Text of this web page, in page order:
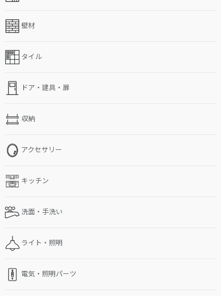
壁材
タイル
ドア・建具・扉
収納
アクセサリー
キッチン
洗面・手洗い
ライト・照明
電気・照明パーツ